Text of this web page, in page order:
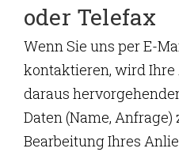
oder Telefax
Wenn Sie uns per E-
kontaktieren, wird
daraus
Daten (Name,
Bearbeitung Ihres